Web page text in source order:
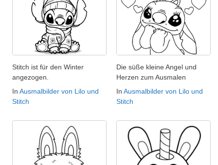
Stitch ist für den Winter
angezogen.
In Ausmalbilder von Lilo und
Stitch
Die süße kleine Angel und
Herzen zum Ausmalen
In Ausmalbilder von Lilo und
Stitch